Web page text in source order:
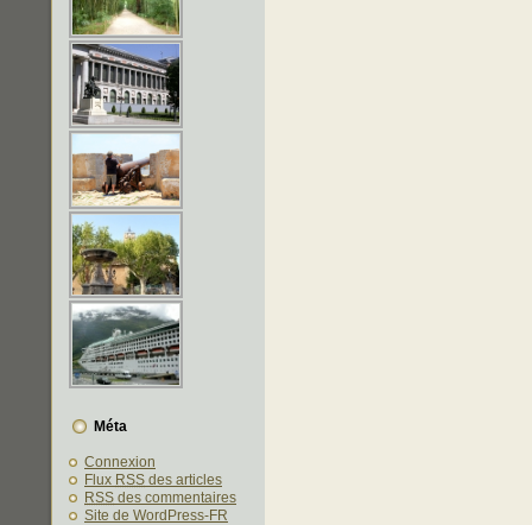
Méta
Connexion
Flux RSS des articles
RSS des commentaires
Site de WordPress-FR